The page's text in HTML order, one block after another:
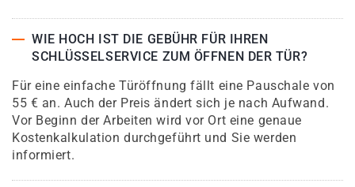
WIE HOCH IST DIE GEBÜHR FÜR IHREN
SCHLÜSSELSERVICE ZUM ÖFFNEN DER TÜR?
Für eine einfache Türöffnung fällt eine Pauschale von
55 € an. Auch der Preis ändert sich je nach Aufwand.
Vor Beginn der Arbeiten wird vor Ort eine genaue
Kostenkalkulation durchgeführt und Sie werden
informiert.